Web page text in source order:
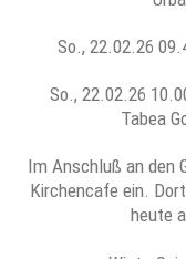
So., 22.02.26
So., 22.02.26
Tabea
Im Anschluß an den
Kirchencafe ein.
heute